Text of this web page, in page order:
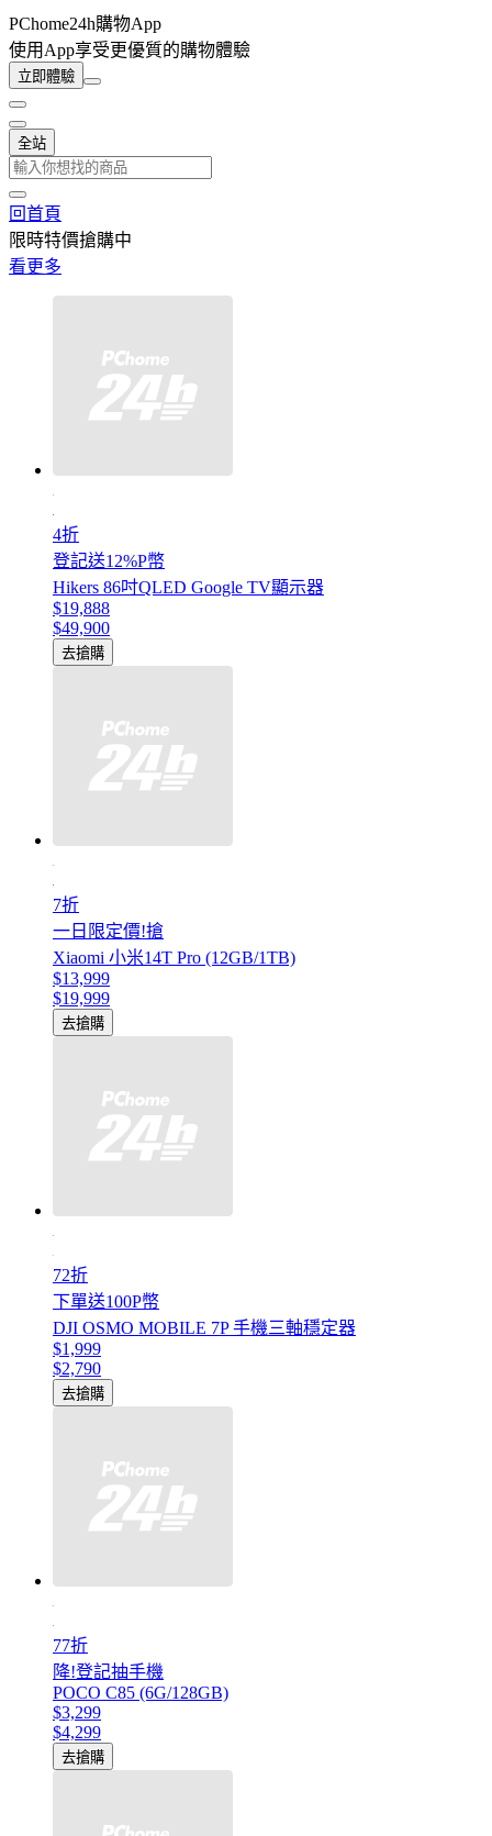
PChome24h購物App
使用App享受更優質的購物體驗
立即體驗
全站
回首頁
限時特價搶購中
看更多
4折
登記送12%P幣
Hikers 86吋QLED Google TV顯示器
$19,888
$49,900
去搶購
7折
一日限定價!搶
Xiaomi 小米14T Pro (12GB/1TB)
$13,999
$19,999
去搶購
72折
下單送100P幣
DJI OSMO MOBILE 7P 手機三軸穩定器
$1,999
$2,790
去搶購
77折
降!登記抽手機
POCO C85 (6G/128GB)
$3,299
$4,299
去搶購